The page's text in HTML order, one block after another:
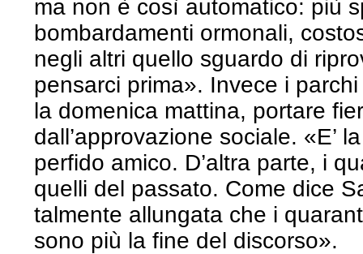
ma non è così automatico: più
bombardamenti ormonali,
negli altri quello sguardo di
pensarci prima». Invece i
la domenica mattina, portare
dall’approvazione sociale. «E’
perfido amico. D’altra parte, i
quelli del passato. Come dice
talmente allungata che i
sono più la fine del discorso».